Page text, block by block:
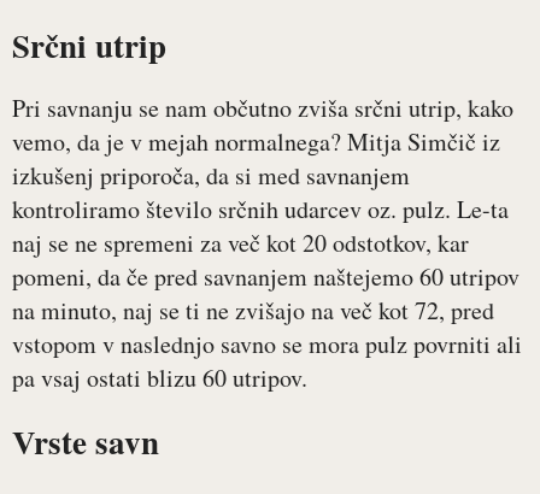
Srčni utrip
Pri savnanju se nam občutno zviša srčni utrip, kako
vemo, da je v mejah normalnega? Mitja Simčič iz
izkušenj priporoča, da si med savnanjem
kontroliramo število srčnih udarcev oz. pulz. Le-ta
naj se ne spremeni za več kot 20 odstotkov, kar
pomeni, da če pred savnanjem naštejemo 60 utripov
na minuto, naj se ti ne zvišajo na več kot 72, pred
vstopom v naslednjo savno se mora pulz povrniti ali
pa vsaj ostati blizu 60 utripov.
Vrste savn